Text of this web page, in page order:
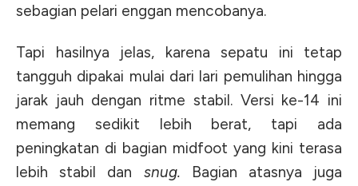
sebagian pelari enggan mencobanya.
Tapi hasilnya jelas, karena sepatu ini tetap
tangguh dipakai mulai dari lari pemulihan hingga
jarak jauh dengan ritme stabil. Versi ke-14 ini
memang sedikit lebih berat, tapi ada
peningkatan di bagian midfoot yang kini terasa
lebih stabil dan snug.
Bagian atasnya juga